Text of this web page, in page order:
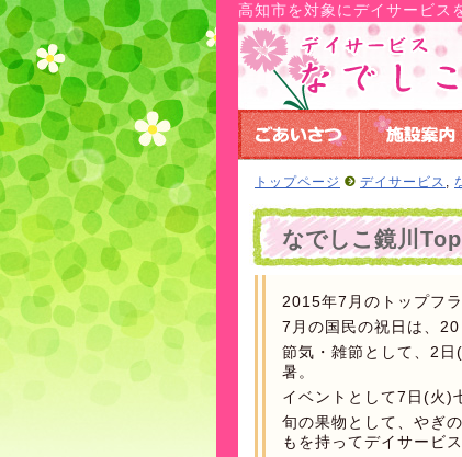
高知市を対象にデイサービス
トップページ デイサービス ,
なでしこ鏡川
2015年7月のトップフ
7月の国民の祝日は、20
節気・雑節として、2
暑。
イベントとして7日(火)
旬の果物として、やぎ
もを持ってデイサービ